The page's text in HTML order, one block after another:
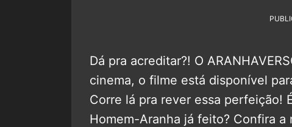
Dá pra acreditar?! O
cinema, o filme está disponível
Corre lá pra rever essa perfeição!
Homem-Aranha já feito? Confira a